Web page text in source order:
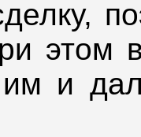
этом
им и